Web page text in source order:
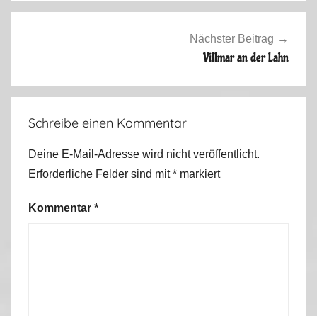
0
Nächster Beitrag
Villmar an der Lahn
Schreibe einen Kommentar
Deine E-Mail-Adresse wird nicht veröffentlicht.
Erforderliche Felder sind mit* markiert
Kommentar *